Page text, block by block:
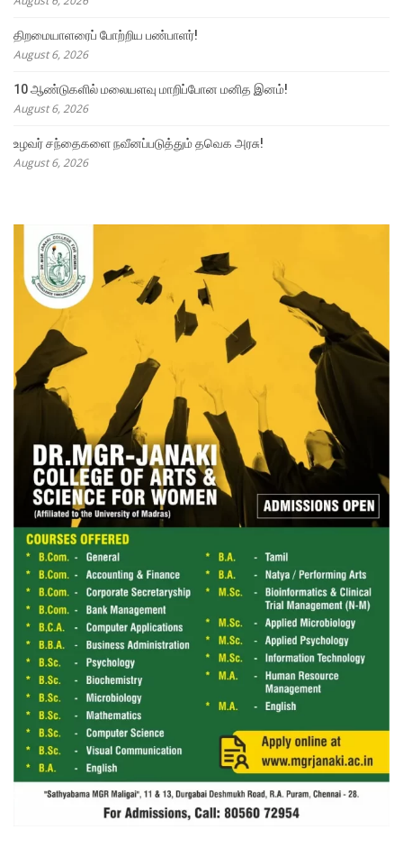
திறமையாளரைப் போற்றிய பண்பாளர்!
August 6, 2026
10 ஆண்டுகளில் மலையளவு மாறிப்போன மனித இனம்!
August 6, 2026
உழவர் சந்தைகளை நவீனப்படுத்தும் தவெக அரசு!
August 6, 2026